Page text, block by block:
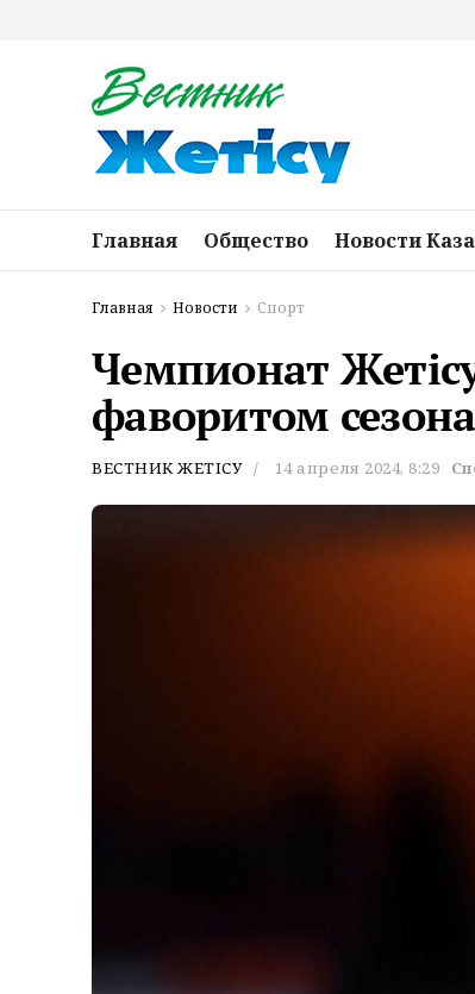
Главная Общество Новости
Главная Новости Спорт
Чемпионат Жетiсу
фаворитом сезона
ВЕСТНИК ЖЕТІСУ 14 апреля 2024, 8:29